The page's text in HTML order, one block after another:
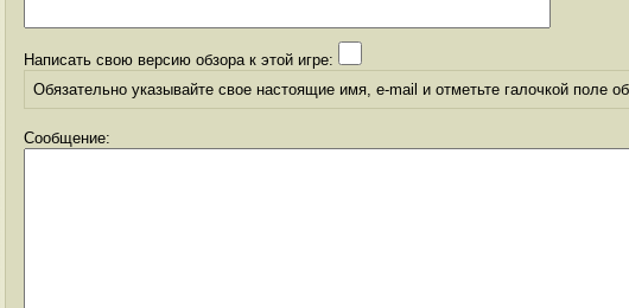
Написать свою версию обзора к этой игре:
Обязательно указывайте свое настоящие имя, e-mail и отметьте галочкой поле
Сообщение: